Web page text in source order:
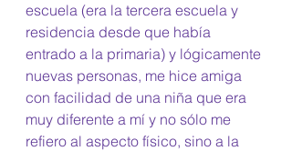
escuela (era la tercera escuela y
residencia desde que había
entrado a la primaria) y lógicamente
nuevas personas, me hice amiga
con facilidad de una niña que era
muy diferente a mí y no sólo me
refiero al aspecto físico, sino a la